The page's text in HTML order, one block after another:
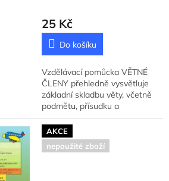
25 Kč
Do košíku
Vzdělávací pomůcka VĚTNÉ
ČLENY přehledně vysvětluje
základní skladbu věty, včetně
podmětu, přísudku a
předmětu. Nakladatel: Sun,
Vydáno: 0.
AKCE
nepoužité zboží